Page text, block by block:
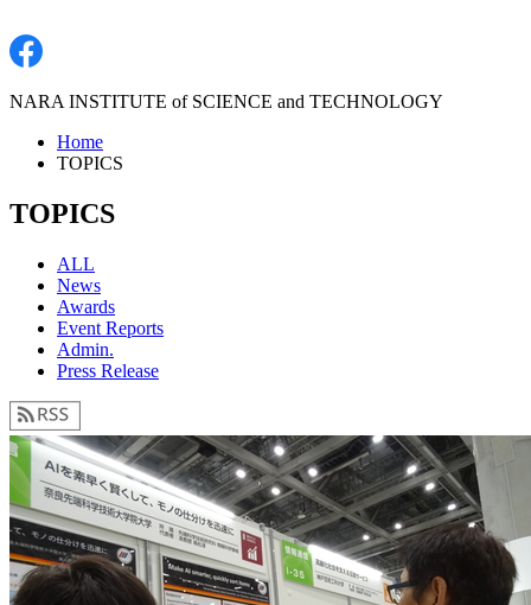
NARA INSTITUTE of SCIENCE and TECHNOLOGY
Home
TOPICS
TOPICS
ALL
News
Awards
Event Reports
Admin.
Press Release